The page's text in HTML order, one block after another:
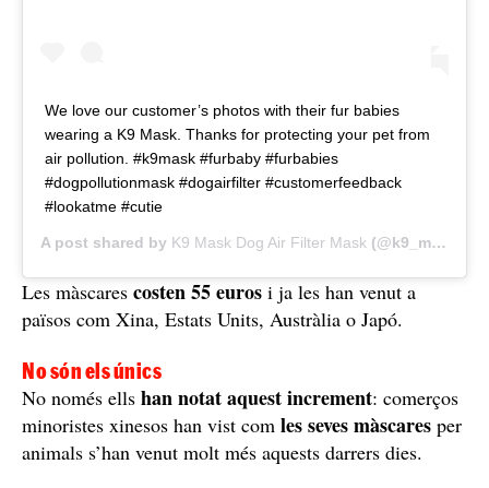
We love our customer’s photos with their fur babies
wearing a K9 Mask. Thanks for protecting your pet from
air pollution. #k9mask #furbaby #furbabies
#dogpollutionmask #dogairfilter #customerfeedback
#lookatme #cutie
A post shared by K9 Mask Dog Air Filter Mask (@k9_mask) on
Les màscares costen 55 euros i ja les han venut a
països com Xina, Estats Units, Austràlia o Japó.
No són els únics
No només ells han notat aquest increment: comerços
minoristes xinesos han vist com les seves màscares per
animals s’han venut molt més aquests darrers dies.